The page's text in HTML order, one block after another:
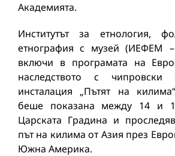
Академията.
Институтът за етнология,
етнография с музей (ИЕФЕМ
включи в програмата на
наследството с
инсталация „Пътят на
беше показана между 14 и
Царската Градина и
път на килима от Азия през
Южна Америка.